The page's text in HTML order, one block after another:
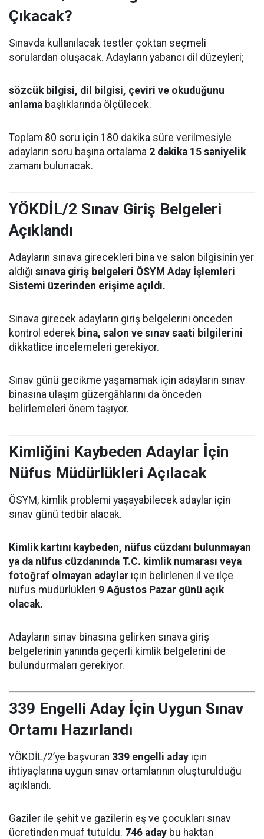
Çıkacak?
Sınavda kullanılacak testler çoktan seçmeli
sorulardan oluşacak. Adayların yabancı dil düzeyleri;
sözcük bilgisi, dil bilgisi, çeviri ve okuduğunu
anlama başlıklarında ölçülecek.
Toplam 80 soru için 180 dakika süre verilmesiyle
adayların soru başına ortalama 2 dakika 15 saniyelik
zamanı bulunacak.
YÖKDİL/2 Sınav Giriş Belgeleri
Açıklandı
Adayların sınava girecekleri bina ve salon bilgisinin yer
aldığı sınava giriş belgeleri ÖSYM Aday İşlemleri
Sistemi üzerinden erişime açıldı.
Sınava girecek adayların giriş belgelerini önceden
kontrol ederek bina, salon ve sınav saati bilgilerini
dikkatlice incelemeleri gerekiyor.
Sınav günü gecikme yaşamamak için adayların sınav
binasına ulaşım güzergâhlarını da önceden
belirlemeleri önem taşıyor.
Kimliğini Kaybeden Adaylar İçin
Nüfus Müdürlükleri Açılacak
ÖSYM, kimlik problemi yaşayabilecek adaylar için
sınav günü tedbir alacak.
Kimlik kartını kaybeden, nüfus cüzdanı bulunmayan
ya da nüfus cüzdanında T.C. kimlik numarası veya
fotoğraf olmayan adaylar için belirlenen il ve ilçe
nüfus müdürlükleri 9 Ağustos Pazar günü açık
olacak.
Adayların sınav binasına gelirken sınava giriş
belgelerinin yanında geçerli kimlik belgelerini de
bulundurmaları gerekiyor.
339 Engelli Aday İçin Uygun Sınav
Ortamı Hazırlandı
YÖKDİL/2’ye başvuran 339 engelli aday için
ihtiyaçlarına uygun sınav ortamlarının oluşturulduğu
açıklandı.
Gaziler ile şehit ve gazilerin eş ve çocukları sınav
ücretinden muaf tutuldu. 746 aday bu haktan